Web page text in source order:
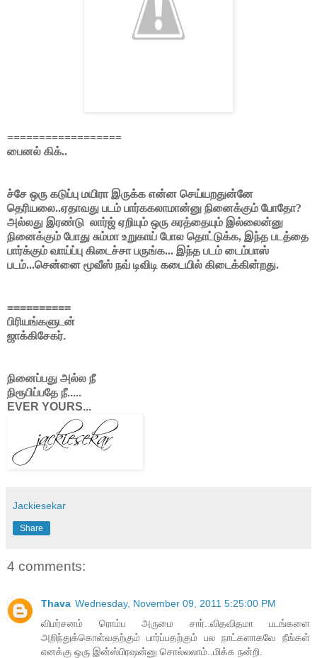
==================
பைனல் கிக்..
ச்சே ஒரு கடுப்பு மயிரா இருக்க என்ன செய்யறதுன்னே
தெரியலை..ஏதாவது படம் பார்ககலாமான்னு நினைக்கும் போதோ?
அல்லது இரண்டு லார்ஜ் ஏறியும் ஒரு சுரத்தையும் இல்லைன்னு
நினைக்கும் போது சும்மா உறுகாய் போல தொட்டுக்க, இந்த படத்தை
பார்க்கும் வாய்ப்பு கிடைச்சா பருங்க... இந்த படம் டைம்பாஸ்
படம்...சென்னை மூவீஸ் நவ் டிவிடி கடையில் கிடைக்கின்றது.
==========
பிரியங்களுடன்
ஜாக்கிசேகர்.
நினைப்பது அல்ல நீ
நிரூபிப்பதே நீ.....
EVER YOURS...
Jackiesekar
Share
4 comments:
Thava Wednesday, November 09, 2011 5:25:00 PM
விமர்சனம் ரொம்ப அருமை சார்..விதவிதமா படங்களை
அறிந்துக்கொள்வதற்கும் பார்ப்பதற்கும் பல நாட்களாகவே நீங்கள்
எனக்கு ஒரு இன்ஸ்பிரஷன்னு சொல்லலாம்..மிக்க நன்றி.